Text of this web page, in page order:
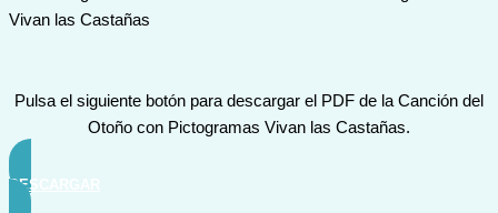
Pulsa el siguiente botón para descargar el PDF de la Canción del
Otoño con Pictogramas Vivan las Castañas.
DESCARGAR